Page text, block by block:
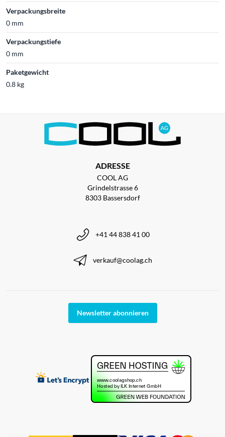
Verpackungsbreite
0 mm
Verpackungstiefe
0 mm
Paketgewicht
0.8 kg
ADRESSE
COOL AG
Grindelstrasse 6
8303 Bassersdorf
+41 44 838 41 00
verkauf@coolag.ch
Newsletter abonnieren